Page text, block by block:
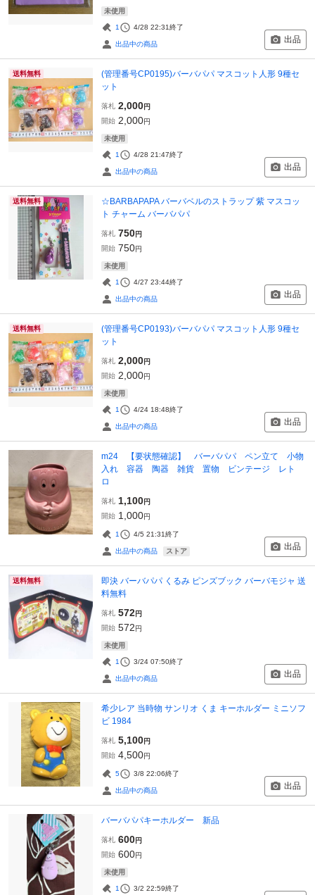
未使用
1 4/28 22:31終了
出品中の商品 出品
送料無料
(管理番号CP0195)バーバパパ マスコット人形 9種セ
ット
落札 2,000円
開始 2,000円
未使用
1 4/28 21:47終了
出品中の商品 出品
送料無料
☆BARBAPAPA バーバベルのストラップ 紫 マスコッ
ト チャーム バーバパパ
落札 750円
開始 750円
未使用
1 4/27 23:44終了
出品中の商品 出品
送料無料
(管理番号CP0193)バーバパパ マスコット人形 9種セ
ット
落札 2,000円
開始 2,000円
未使用
1 4/24 18:48終了
出品中の商品 出品
m24 【要状態確認】 バーバパパ ペン立て 小物
入れ 容器 陶器 雑貨 置物 ビンテージ レト
ロ
落札 1,100円
開始 1,000円
1 4/5 21:31終了
出品中の商品 ストア 出品
送料無料
即決 バーバパパ くるみ ピンズブック バーバモジャ 送
料無料
落札 572円
開始 572円
未使用
1 3/24 07:50終了
出品中の商品 出品
希少レア 当時物 サンリオ くま キーホルダー ミニソフ
ビ 1984
落札 5,100円
開始 4,500円
5 3/8 22:06終了
出品中の商品 出品
バーバパパキーホルダー 新品
落札 600円
開始 600円
未使用
1 3/2 22:59終了